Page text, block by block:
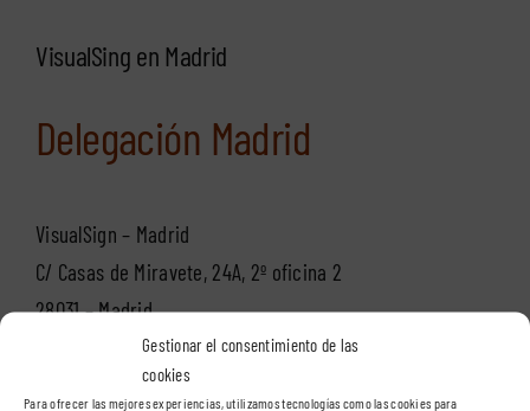
Gestionar el consentimiento de las
cookies
Para ofrecer las mejores experiencias, utilizamos tecnologías como las cookies para
VisualSing en Madrid
Delegación Madrid
VisualSign – Madrid
C/ Casas de Miravete, 24A, 2º oficina 2
28031 – Madrid
Teléfono:91 400 89 67